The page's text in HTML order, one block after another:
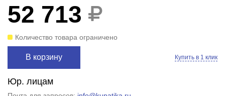
52 713
Количество товара ограничено
В корзину Купить в 1 клик
Юр. лицам